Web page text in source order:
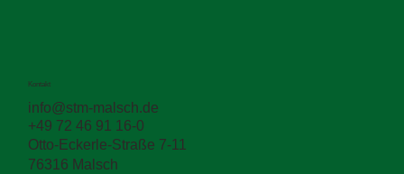
Was haben Beauty Routinen mit
Straßenbau zu tun? 💄🛣️
Kontakt
info@stm-malsch.de
+49 72 46 91 16-0
Otto-Eckerle-Straße 7-11
76316 Malsch